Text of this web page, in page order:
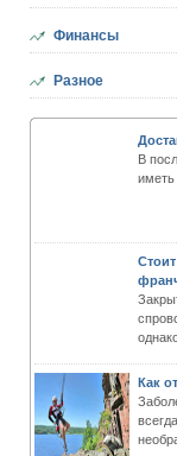
Финансы
Разное
В
иметь
Как